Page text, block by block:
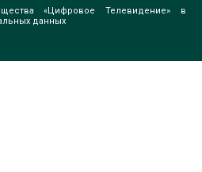
«Цифровое Телевидение» в
данных